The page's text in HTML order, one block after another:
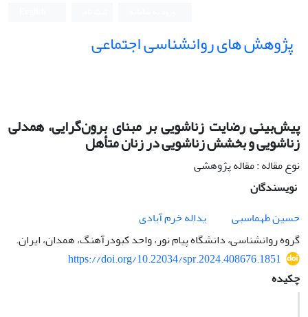
پژوهش های روانشناسی اجتماعی
پیش‌بینی رضایت زناشویی بر مبنای برون‌گرایی، همدلی
زناشویی و بخشش زناشویی در زنان متأهل
نوع مقاله : مقاله پژوهشی
نویسندگان
حسین طهماسبی
یداله خرم آبادی
گروه روانشناسی، دانشگاه پیام نور، واحد کبودرآهنگ، همدان، ایران.
https://doi.org/10.22034/spr.2024.408676.1851
چکیده